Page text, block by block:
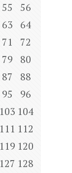
55
56
63
64
71
72
79
80
87
88
95
96
103 104
111 112
119 120
127 128